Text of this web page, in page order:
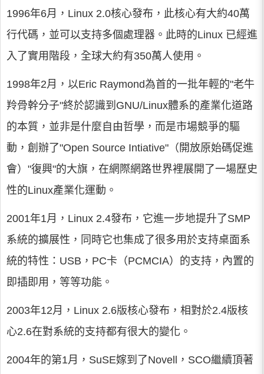
1996年6月，Linux 2.0核心發布，此核心有大約40萬
行代碼，並可以支持多個處理器。此時的Linux 已經進
入了實用階段，全球大約有350萬人使用。
1998年2月，以Eric Raymond為首的一批年輕的"老牛
羚骨幹分子"終於認識到GNU/Linux體系的產業化道路
的本質，並非是什麼自由哲學，而是市場競爭的驅
動，創辦了"Open Source Intiative"（開放原始碼促進
會）"復興"的大旗，在網際網路世界裡展開了一場歷史
性的Linux產業化運動。
2001年1月，Linux 2.4發布，它進一步地提升了SMP
系統的擴展性，同時它也集成了很多用於支持桌面系
統的特性：USB，PC卡（PCMCIA）的支持，內置的
即插即用，等等功能。
2003年12月，Linux 2.6版核心發布，相對於2.4版核
心2.6在對系統的支持都有很大的變化。
2004年的第1月，SuSE嫁到了Novell，SCO繼續頂著